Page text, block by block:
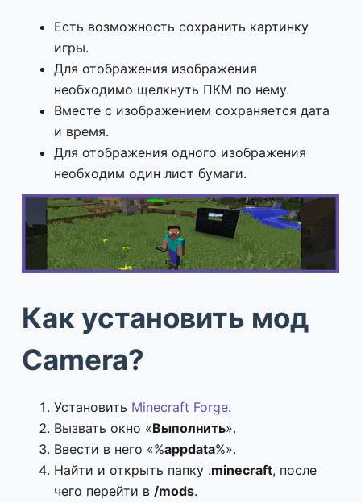
Есть возможность сохранить картинку
игры.
Для отображения изображения
необходимо щелкнуть ПКМ по нему.
Вместе с изображением сохраняется дата
и время.
Для отображения одного изображения
необходим один лист бумаги.
Как установить мод
Camera?
Установить Minecraft Forge.
Вызвать окно «Выполнить».
Ввести в него «%appdata%».
Найти и открыть папку .minecraft, после
чего перейти в /mods.